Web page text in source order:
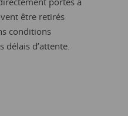
être retirés
conditions
délais d’attente.